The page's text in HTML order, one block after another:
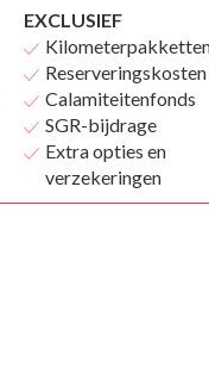
EXCLUSIEF
Reserveringskosten
Calamiteitenfonds
SGR-bijdrage
Extra opties en
verzekeringen